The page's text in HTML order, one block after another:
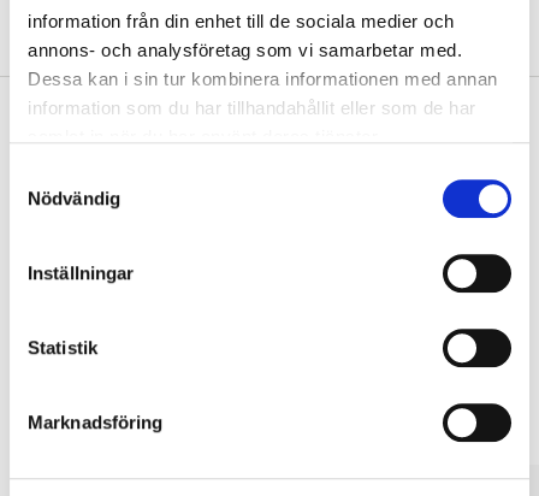
information från din enhet till de sociala medier och
annons- och analysföretag som vi samarbetar med.
Dessa kan i sin tur kombinera informationen med annan
information som du har tillhandahållit eller som de har
Nödvändig
Inställningar
Statistik
Marknadsföring
About the manufacturer
Pay & Collect in your local store within 2 hours! For more information
Other customers also bought